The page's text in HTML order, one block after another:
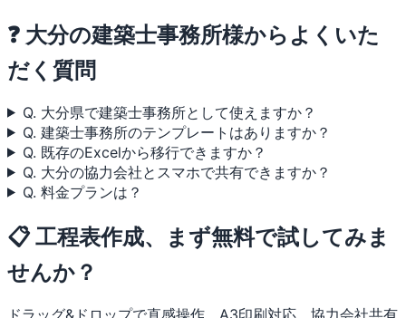
❓ 大分の建築士事務所様からよくいた
だく質問
Q. 大分県で建築士事務所として使えますか？
Q. 建築士事務所のテンプレートはありますか？
Q. 既存のExcelから移行できますか？
Q. 大分の協力会社とスマホで共有できますか？
Q. 料金プランは？
📋 工程表作成、まず無料で試してみま
せんか？
ドラッグ&ドロップで直感操作、A3印刷対応、協力会社共有